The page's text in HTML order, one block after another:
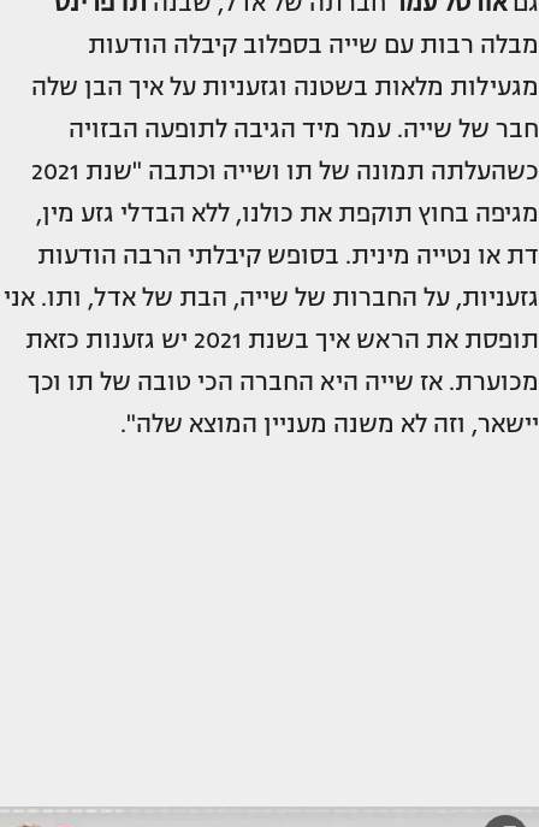
מבלה רבות עם שייה בספלוב קיבלה הודעות
מגעילות מלאות בשטנה וגזעניות על איך הבן שלה
חבר של שייה. עמר מיד הגיבה לתופעה הבזויה
כשהעלתה תמונה של תו ושייה וכתבה "שנת 2021
מגיפה בחוץ תוקפת את כולנו, ללא הבדלי גזע מין,
דת או נטייה מינית. בסופש קיבלתי הרבה הודעות
גזעניות, על החברות של שייה, הבת של אדל, ותו. אני
תופסת את הראש איך בשנת 2021 יש גזענות כזאת
מכוערת. אז שייה היא החברה הכי טובה של תו וכך
יישאר, וזה לא משנה מעניין המוצא שלה".